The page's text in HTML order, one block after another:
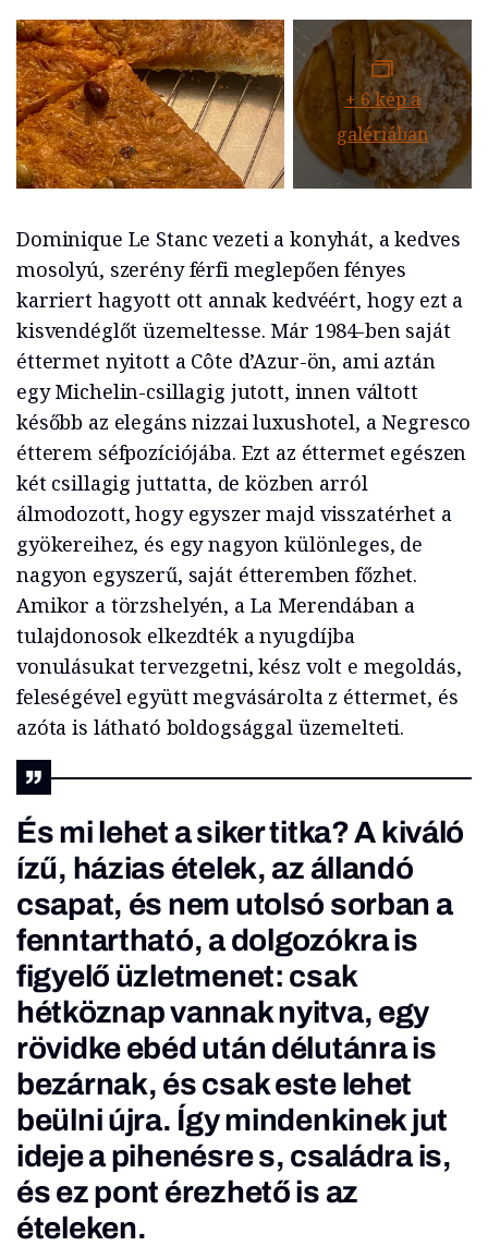
+ 6kép a
galériában
Dominique Le Stanc vezeti a konyhát, a kedves
mosolyú, szerény férfi meglepően fényes
karriert hagyott ott annak kedvéért, hogy ezt a
kisvendéglőt üzemeltesse. Már 1984-ben saját
éttermet nyitott a Côte d’Azur-ön, ami aztán
egy Michelin-csillagig jutott, innen váltott
később az elegáns nizzai luxushotel, a Negresco
étterem séfpozíciójába. Ezt az éttermet egészen
két csillagig juttatta, de közben arról
álmodozott, hogy egyszer majd visszatérhet a
gyökereihez, és egy nagyon különleges, de
nagyon egyszerű, saját étteremben főzhet.
Amikor a törzshelyén, a La Merendában a
tulajdonosok elkezdték a nyugdíjba
vonulásukat tervezgetni, kész volt e megoldás,
feleségével együtt megvásárolta z éttermet, és
azóta is látható boldogsággal üzemelteti.
És mi lehet a siker titka? A kiváló
ízű, házias ételek, az állandó
csapat, és nem utolsó sorban a
fenntartható, a dolgozókra is
figyelő üzletmenet: csak
hétköznap vannak nyitva, egy
rövidke ebéd után délutánra is
bezárnak, és csak este lehet
beülni újra. Így mindenkinek jut
ideje a pihenésre s, családra is,
és ez pont érezhető is az
ételeken.